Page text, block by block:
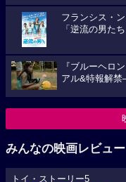
フランシス・
「逆流の男たち
『ブルーヘロ
アル&特報解禁
みんなの映画レビュー
トイ・ストーリー5